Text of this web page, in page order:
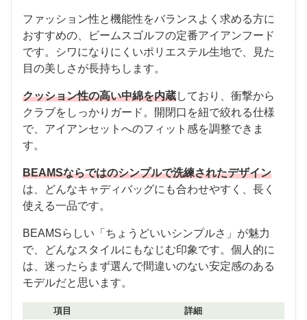
ファッション性と機能性をバランスよく求める方に
おすすめの、ビームスゴルフの定番アイアンフード
です。シワになりにくいポリエステル生地で、見た
目の美しさが長持ちします。
クッション性の高い中綿を内蔵しており、衝撃から
クラブをしっかりガード。開閉口を紐で絞れる仕様
で、アイアンセットへのフィット感を調整できま
す。
BEAMSならではのシンプルで洗練されたデザイン
は、どんなキャディバッグにも合わせやすく、長く
使える一品です。
BEAMSらしい「ちょうどいいシンプルさ」が魅力
で、どんなスタイルにもなじむ印象です。個人的に
は、迷ったらまず選んで間違いのない安定感のある
モデルだと思います。
項目
詳細